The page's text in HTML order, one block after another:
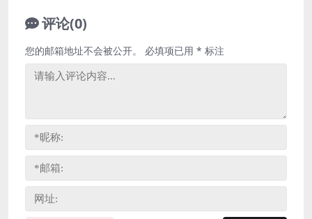
评论(0)
您的邮箱地址不会被公开。 必填项已用 * 标注